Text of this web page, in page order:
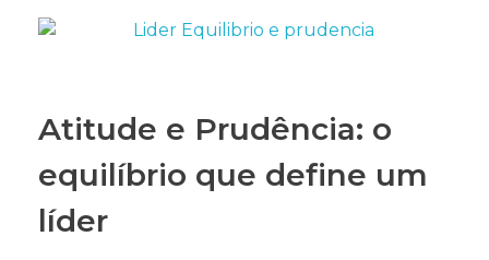
Atitude e Prudência: o
equilíbrio que define um
líder